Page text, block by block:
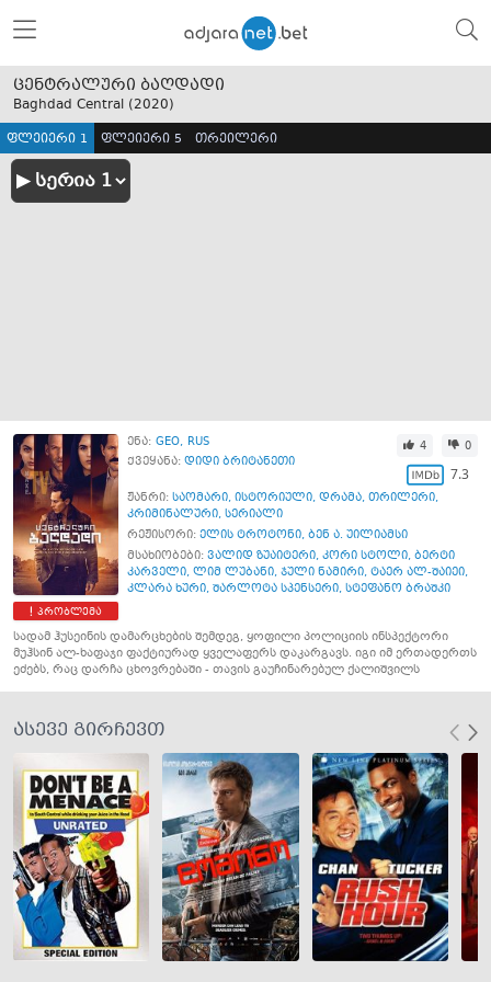
ცენტრალური ბაღდადი
Baghdad Central (2020)
ფლეიერი 1 ფლეიერი 5 თრეილერი
პრობლემა
ენა: GEO RUS
ქვეყანა: დიდი ბრიტანეთი
4 0
7.3
ჟანრი: საომარი, ისტორიული, დრამა, თრილერი,
კრიმინალური, სერიალი
რეჟისორი: ელის ტროტონი, ბენ ა. უილიამსი
მსახიობები: ვალიდ ზუაიტერი, კორი სტოლი, ბერტი
კარველი, ლიმ ლუბანი, ჯული ნამირი, ტაერ ალ-შაიეი,
კლარა ხური, შარლოტა სპენსერი, სტეფანო ბრაშკი
სადამ ჰუსეინის დამარცხების შემდეგ, ყოფილი პოლიციის ინსპექტორი
მუჰსინ ალ-ხაფაჯი ფაქტიურად ყველაფერს დაკარგავს. იგი იმ ერთადერთს
ეძებს, რაც დარჩა ცხოვრებაში - თავის გაუჩინარებულ ქალიშვილს
ასევე გირჩევთ